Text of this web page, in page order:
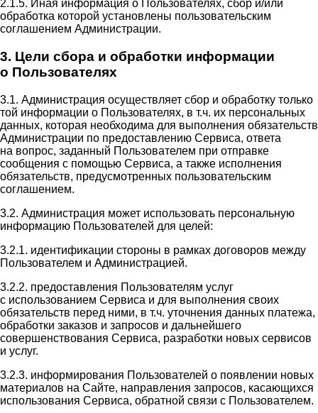
2.1.5. Иная информация о Пользователях, сбор и/или
обработка которой установлены пользовательским
соглашением Администрации.
3. Цели сбора и обработки информации
о Пользователях
3.1. Администрация осуществляет сбор и обработку только
той информации о Пользователях, в т.ч. их персональных
данных, которая необходима для выполнения обязательств
Администрации по предоставлению Сервиса, ответа
на вопрос, заданный Пользователем при отправке
сообщения с помощью Сервиса, а также исполнения
обязательств, предусмотренных пользовательским
соглашением.
3.2. Администрация может использовать персональную
информацию Пользователей для целей:
3.2.1. идентификации стороны в рамках договоров между
Пользователем и Администрацией.
3.2.2. предоставления Пользователям услуг
с использованием Сервиса и для выполнения своих
обязательств перед ними, в т.ч. уточнения данных платежа,
обработки заказов и запросов и дальнейшего
совершенствования Сервиса, разработки новых сервисов
и услуг.
3.2.3. информирования Пользователей о появлении новых
материалов на Сайте, направления запросов, касающихся
использования Сервиса, обратной связи с Пользователем.